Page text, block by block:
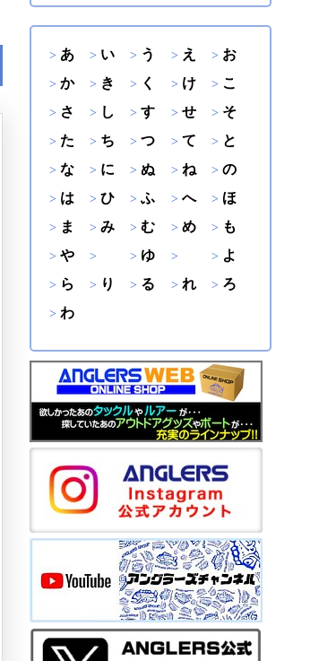
あ い う え
お
か
き く け
こ
さ
し す せ
そ
た
ち つ て
と
な
に ぬ ね
の
は
ひ ふ へ
ほ
ま
み む め
も
や
ゆ
よ
ら
り る れ
ろ
わ